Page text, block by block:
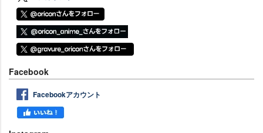
Facebook
Facebookアカウント